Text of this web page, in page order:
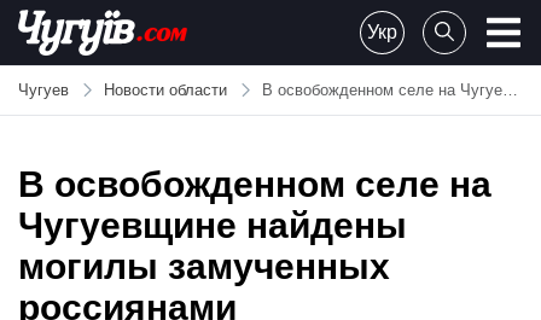
Skip
content
Chuguiv
Укр
Чугуев Новости области В освобожденном селе на Чугуевщине найдены могилы замученных россиянами
В освобожденном селе на
Чугуевщине найдены
могилы замученных
россиянами